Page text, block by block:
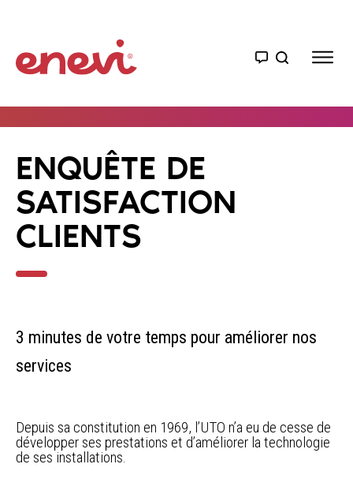
ENQUÊTE DE
SATISFACTION
CLIENTS
3 minutes de votre temps pour améliorer nos
services
Depuis sa constitution en 1969, l’UTO n’a eu de cesse de
développer ses prestations et d’améliorer la technologie
de ses installations.